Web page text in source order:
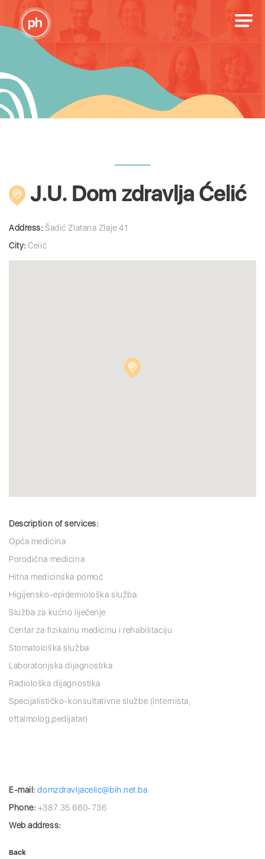
J.U. Dom zdravlja Ćelić
Address: Šadić Zlatana Zlaje 41
City: Ćelić
Description of services:
Opća medicina
Porodična medicina
Hitna medicinska pomoć
Higijensko-epidemiološka služba
Služba za kućno liječenje
Centar za fizikalnu medicinu i rehabilitaciju
Stomatološka služba
Laboratorijska dijagnostika
Radiološka dijagnostika
Specijalističko-konsultativne službe (internista,
oftalmolog,pedijatar)
E-mail: domzdravljacelic@bih.net.ba
Phone: +387 35 660-736
Web address:
Back